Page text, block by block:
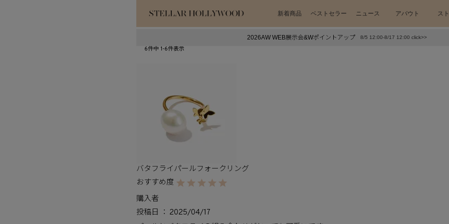
新着商品 ベストセラー ニュース アバウト ス
#¥10,000以下プチプラアクセ
2026AW WEB展示会&Wポイントアップ 8/5 12:00-8/17 12:00 click>>
6件中 1-6件表示
バタフライパールフォークリング
購入者
投稿日
2025/04/17